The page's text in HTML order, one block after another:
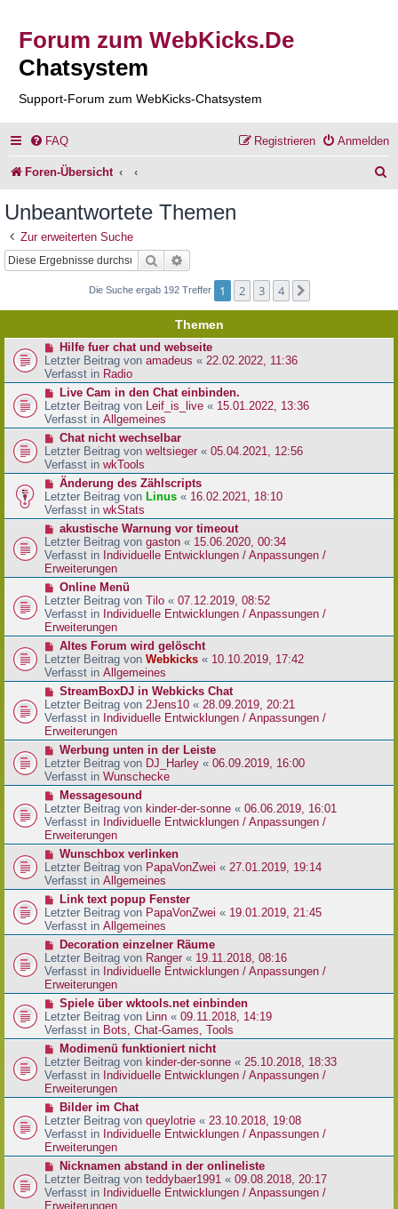
Forum zum WebKicks.De
Chatsystem
Support-Forum zum WebKicks-Chatsystem
FAQ Anmelden
Registrieren
Foren-Übersicht
Unbeantwortete Themen
Zur erweiterten Suche
Suche
Die Suche ergab 192 Treffer 1 2 3 4
Themen
N
e
u
e
r
B
e
t
r
a
g
Hilfe fuer chat und webseite
Letzter Beitrag von amadeus « 22.02.2022, 11:36
Verfasst in Radio
N
e
u
e
r
B
e
t
r
a
g
Live Cam in den Chat einbinden.
Letzter Beitrag von Leif_is_live « 15.01.2022, 13:36
Verfasst in Allgemeines
N
e
u
e
r
B
e
t
r
a
g
Chat nicht wechselbar
Letzter Beitrag von weltsieger « 05.04.2021, 12:56
Verfasst in wkTools
N
e
u
e
r
B
e
i
r
a
g
Änderung des Zählscripts
Letzter Beitrag von Linus « 16.02.2021, 18:10
Verfasst in wkStats
N
e
u
e
r
B
e
i
t
a
g
akustische Warnung vor timeout
Letzter Beitrag von gaston « 15.06.2020, 00:34
Verfasst in Individuelle Entwicklungen / Anpassungen /
Erweiterungen
N
e
u
e
r
B
e
i
r
a
g
Online Menü
Letzter Beitrag von Tilo « 07.12.2019, 08:52
Verfasst in Individuelle Entwicklungen / Anpassungen /
Erweiterungen
N
e
u
e
r
B
e
i
r
a
g
Altes Forum wird gelöscht
Letzter Beitrag von Webkicks « 10.10.2019, 17:42
Verfasst in Allgemeines
N
e
u
e
r
B
e
i
r
a
g
StreamBoxDJ in Webkicks Chat
Letzter Beitrag von 2Jens10 « 28.09.2019, 20:21
Verfasst in Individuelle Entwicklungen / Anpassungen /
Erweiterungen
N
e
u
e
r
B
e
i
r
a
g
Werbung unten in der Leiste
Letzter Beitrag von DJ_Harley « 06.09.2019, 16:00
Verfasst in Wunschecke
N
e
u
e
r
B
e
i
r
a
g
Messagesound
Letzter Beitrag von kinder-der-sonne « 06.06.2019, 16:01
Verfasst in Individuelle Entwicklungen / Anpassungen /
Erweiterungen
N
e
u
e
r
B
e
t
r
a
g
Wunschbox verlinken
Letzter Beitrag von PapaVonZwei « 27.01.2019, 19:14
Verfasst in Allgemeines
N
e
u
e
r
B
e
i
r
a
g
Link text popup Fenster
Letzter Beitrag von PapaVonZwei « 19.01.2019, 21:45
Verfasst in Allgemeines
N
e
u
e
r
B
e
i
r
a
g
Decoration einzelner Räume
Letzter Beitrag von Ranger « 19.11.2018, 08:16
Verfasst in Individuelle Entwicklungen / Anpassungen /
Erweiterungen
N
e
u
e
r
B
e
i
r
a
g
Spiele über wktools.net einbinden
Letzter Beitrag von Linn « 09.11.2018, 14:19
Verfasst in Bots, Chat-Games, Tools
N
e
u
e
r
B
e
i
t
a
g
Modimenü funktioniert nicht
Letzter Beitrag von kinder-der-sonne « 25.10.2018, 18:33
Verfasst in Individuelle Entwicklungen / Anpassungen /
Erweiterungen
N
e
u
e
r
B
e
i
Bilder im Chat
Letzter Beitrag von queylotrie « 23.10.2018, 19:08
Verfasst in Individuelle Entwicklungen / Anpassungen /
Erweiterungen
N
e
u
e
Nicknamen abstand in der onlineliste
Letzter Beitrag von teddybaer1991 « 09.08.2018, 20:17
Verfasst in Individuelle Entwicklungen / Anpassungen /
Erweiterungen